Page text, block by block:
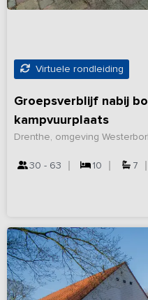
Virtuele rondleiding
Groepsverblijf nabij
kampvuurplaats
Drenthe, omgeving
30 - 63 10 7